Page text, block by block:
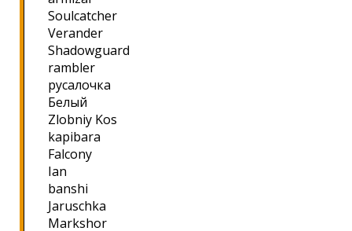
Soulcatcher
Verander
Shadowguard
rambler
русалочка
Белый
Zlobniy Kos
kapibara
Falcony
Ian
banshi
Jaruschka
Markshor